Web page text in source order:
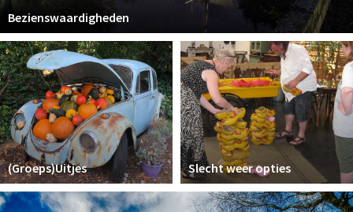
Bezienswaardigheden
(Groeps)Uitjes Slecht weer opties